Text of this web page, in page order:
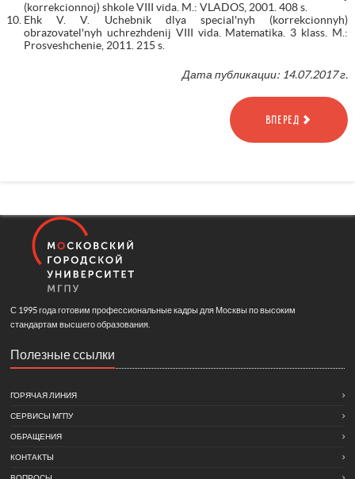
(korrekcionnoj) shkole VIII vida. M.: VLADOS, 2001. 408 s.
Ehk V. V. Uchebnik dlya special'nyh (korrekcionnyh)
obrazovatel'nyh uchrezhdenij VIII vida. Matematika. 3 klass. M.:
Prosveshchenie, 2011. 215 s.
Дата публикации: 14.07.2017 г.
ВПЕРЕД
С 1995 года готовим профессиональные кадры для Москвы по высоким
стандартам высшего образования.
Полезные ссылки
ГОРЯЧАЯ ЛИНИЯ
СЕРВИСЫ МГПУ
ОБРАЩЕНИЯ
КОНТАКТЫ